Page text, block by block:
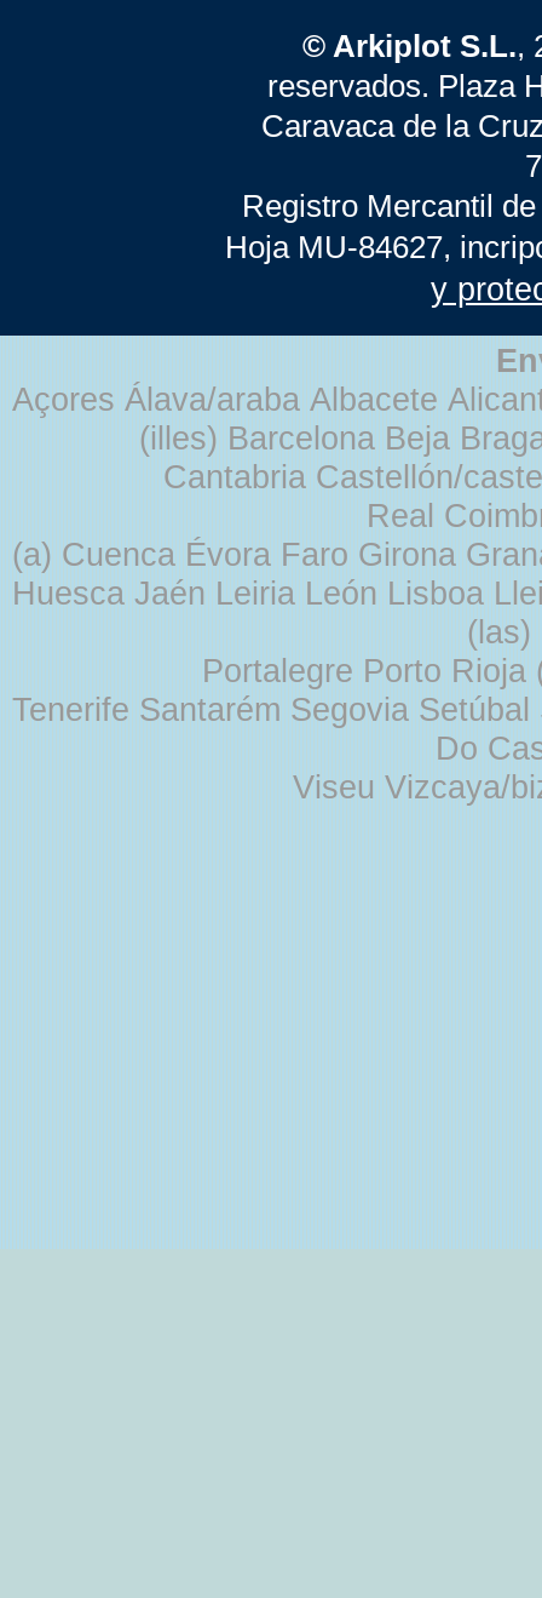
© Arkiplot S.L.,
reservados. Plaza
Caravaca de la
Registro Mercantil
Hoja MU-84627,
y
Açores Álava/araba Albacete
(illes) Barcelona Beja
Cantabria Castellón/
Real
(a) Cuenca Évora Faro Girona
Huesca Jaén Leiria León Lisboa
Portalegre Porto
Tenerife Santarém Segovia
Do
Viseu Vizcaya/